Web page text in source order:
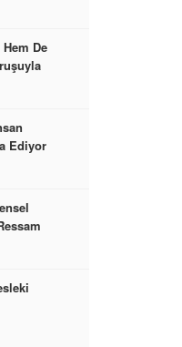
De
Ediyor